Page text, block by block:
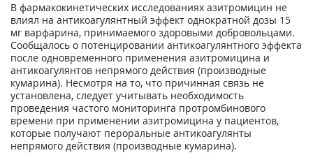
В фармакокинетических исследованиях азитромицин не
влиял на антикоагулянтный эффект однократной дозы 15
мг варфарина, принимаемого здоровыми добровольцами.
Сообщалось о потенцировании антикоагулянтного эффекта
после одновременного применения азитромицина и
антикоагулянтов непрямого действия (производные
кумарина). Несмотря на то, что причинная связь не
установлена, следует учитывать необходимость
проведения частого мониторинга протромбинового
времени при применении азитромицина у пациентов,
которые получают пероральные антикоагулянты
непрямого действия (производные кумарина).